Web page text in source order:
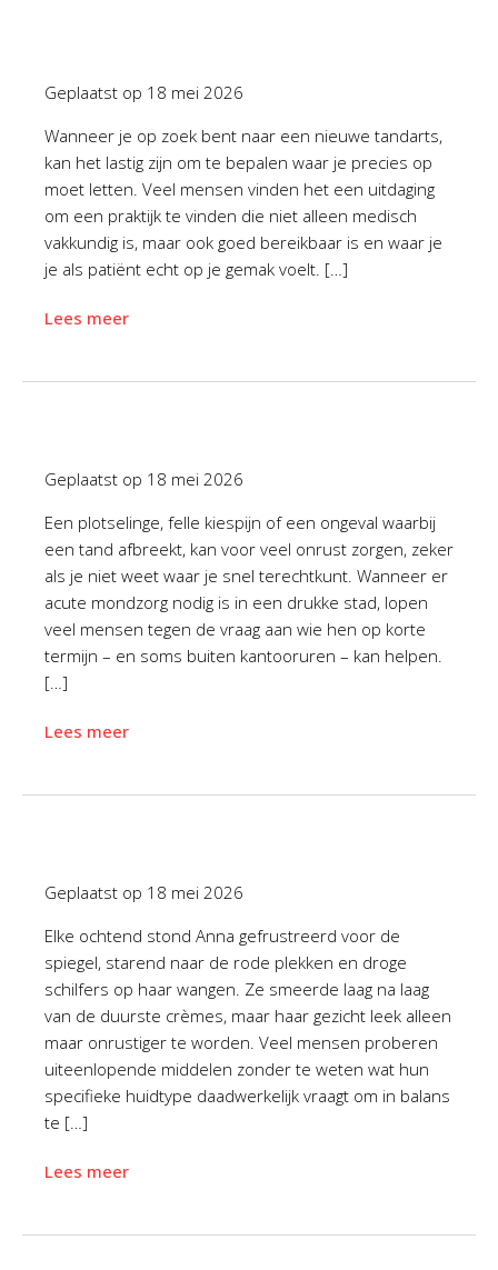
Geplaatst op 18 mei 2026
Wanneer je op zoek bent naar een nieuwe tandarts,
kan het lastig zijn om te bepalen waar je precies op
moet letten. Veel mensen vinden het een uitdaging
om een praktijk te vinden die niet alleen medisch
vakkundig is, maar ook goed bereikbaar is en waar je
je als patiënt echt op je gemak voelt. […]
Lees meer
Geplaatst op 18 mei 2026
Een plotselinge, felle kiespijn of een ongeval waarbij
een tand afbreekt, kan voor veel onrust zorgen, zeker
als je niet weet waar je snel terechtkunt. Wanneer er
acute mondzorg nodig is in een drukke stad, lopen
veel mensen tegen de vraag aan wie hen op korte
termijn – en soms buiten kantooruren – kan helpen.
[…]
Lees meer
Geplaatst op 18 mei 2026
Elke ochtend stond Anna gefrustreerd voor de
spiegel, starend naar de rode plekken en droge
schilfers op haar wangen. Ze smeerde laag na laag
van de duurste crèmes, maar haar gezicht leek alleen
maar onrustiger te worden. Veel mensen proberen
uiteenlopende middelen zonder te weten wat hun
specifieke huidtype daadwerkelijk vraagt om in balans
te […]
Lees meer